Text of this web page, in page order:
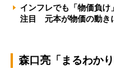
インフレでも「物価負
注目 元本が物価の動き
森口亮「まるわかり